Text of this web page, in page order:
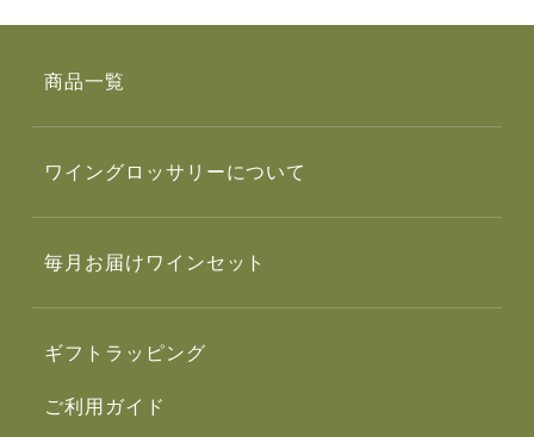
商品一覧
ワイングロッサリーについて
毎月お届けワインセット
ギフトラッピング
ご利用ガイド